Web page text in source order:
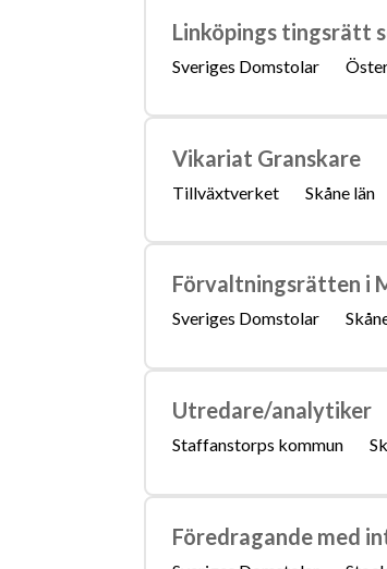
Linköpings tingsrätt
Sveriges Domstolar
Vikariat Granskare
Tillväxtverket Skåne län
Förvaltningsrätten i
Sveriges Domstolar
Utredare/analytiker
Staffanstorps kommun
Föredragande med